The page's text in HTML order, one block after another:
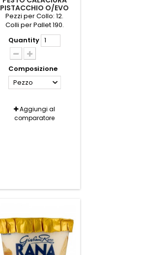
PISTACCHIO O/EVO
GR.140
Pezzi per Collo: 12.
Colli per Pallet 190.
Quantity
Composizione
Pezzo
Aggiungi al
comparatore